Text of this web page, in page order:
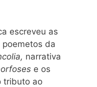
escreveu as
poemetos da
narrativa
e os
tributo ao